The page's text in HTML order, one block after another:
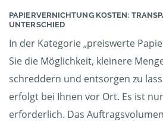
PAPIERVERNICHTUNG KOSTEN:
UNTERSCHIED
In der Kategorie „preiswerte
Sie die Möglichkeit, kleinere
schreddern und entsorgen zu
erfolgt bei Ihnen vor Ort. Es ist
erforderlich. Das